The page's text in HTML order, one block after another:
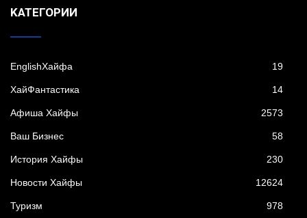
KАТЕГОРИИ
EnglishХайфа 19
XайФантастика 14
Афиша Хайфы 2573
Ваш Бизнес 58
История Хайфы 230
Новости Хайфы 12624
Туризм 978